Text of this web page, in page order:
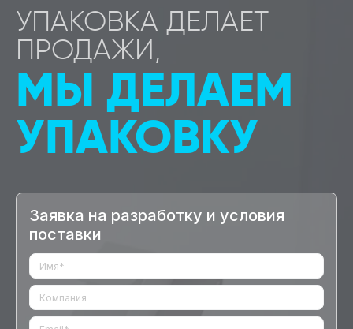
УПАКОВКА ДЕЛАЕТ
ПРОДАЖИ,
МЫ ДЕЛАЕМ
УПАКОВКУ
Заявка на разработку и условия
поставки